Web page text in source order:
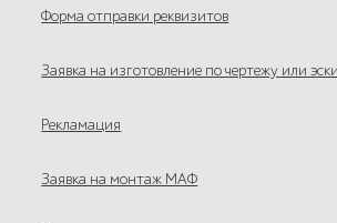
Форма отправки реквизитов
Заявка на изготовление по чертежу или
Рекламация
Заявка на монтаж МАФ